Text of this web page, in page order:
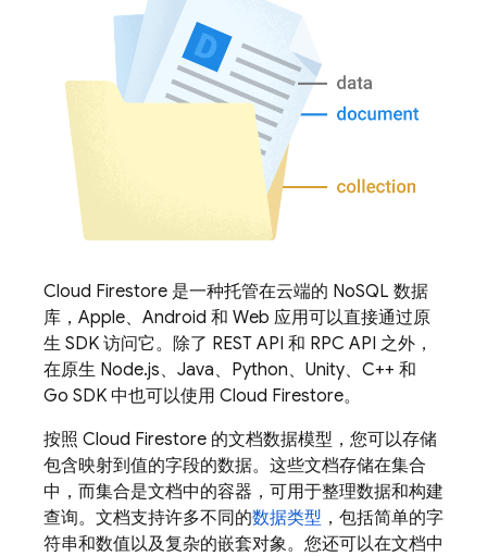
Cloud Firestore 是一种托管在云端的 NoSQL 数据
库，Apple、Android 和 Web 应用可以直接通过原
生 SDK 访问它。除了 REST API 和 RPC API 之外，
在原生 Node.js、Java、Python、Unity、C++ 和
Go SDK 中也可以使用 Cloud Firestore。
按照 Cloud Firestore 的文档数据模型，您可以存储
包含映射到值的字段的数据。这些文档存储在集合
中，而集合是文档中的容器，可用于整理数据和构建
查询。文档支持许多不同的数据类型 ，包括简单的字
符串和数值以及复杂的嵌套对象。您还可以在文档中